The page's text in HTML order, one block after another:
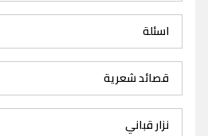
اسئلة
قصائد شعرية
نزار قباني